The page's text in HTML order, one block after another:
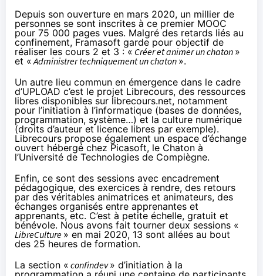
Depuis son ouverture en mars 2020, un millier de
personnes se sont inscrites à ce premier MOOC
pour 75 000 pages vues. Malgré des retards liés au
confinement, Framasoft garde pour objectif de
réaliser les cours 2 et 3 : « Créer et animer un chaton »
et «Administrer techniquement un chaton ».
Un autre lieu commun en émergence dans le cadre
d’UPLOAD c’est le projet Librecours, des ressources
libres disponibles sur librecours.net, notamment
pour l’initiation à l’informatique (bases de données,
programmation, système…) et la culture numérique
(droits d’auteur et licence libres par exemple).
Librecours propose également un espace d’échange
ouvert hébergé chez Picasoft, le Chaton à
l’Université de Technologies de Compiègne.
Enfin, ce sont des sessions avec encadrement
pédagogique, des exercices à rendre, des retours
par des véritables animatrices et animateurs, des
échanges organisés entre apprenantes et
apprenants, etc. C’est à petite échelle, gratuit et
bénévole. Nous avons fait tourner deux sessions «
LibreCulture » en mai 2020, 13 sont allées au bout
des 25 heures de formation.
La section « confindev» d’initiation à la